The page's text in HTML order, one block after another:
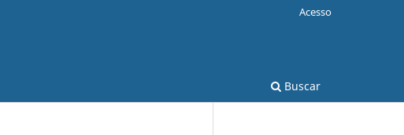
Buscar
Acesso